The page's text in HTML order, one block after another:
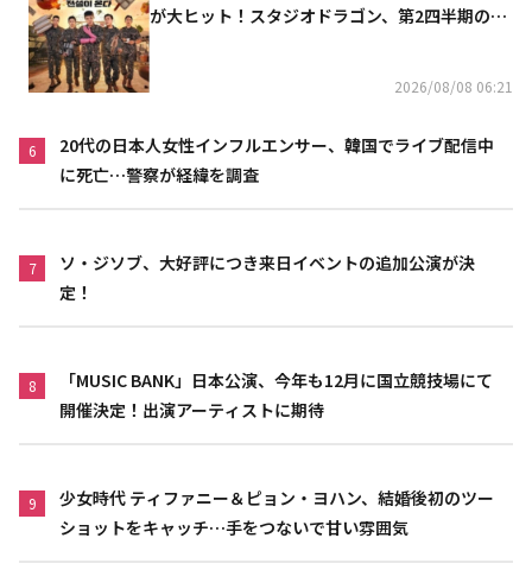
が大ヒット！スタジオドラゴン、第2四半期の売
2026/08/08 06:21
6
20代の日本人女性インフルエンサー、韓国でライブ配信中
に死亡…警察が経緯を調査
7
ソ・ジソブ、大好評につき来日イベントの追加公演が決
定！
8
「MUSIC BANK」日本公演、今年も12月に国立競技場にて
開催決定！出演アーティストに期待
9
少女時代 ティファニー＆ピョン・ヨハン、結婚後初のツー
ショットをキャッチ…手をつないで甘い雰囲気